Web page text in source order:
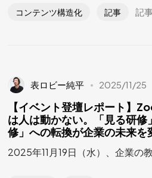
コンテンツ構造化 記事 記
表ロビー純平 2025/11/25
【イベント登壇レポート】
は人は動かない。「見る研修
修」への転換が企業の未来を
2025年11月19日（水）、企業の
Let's Talk
©2024 SPLINE GLOBAL,
特定商取引法に基